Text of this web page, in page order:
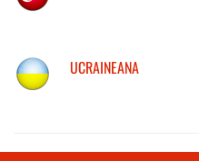
UCRAINEANA